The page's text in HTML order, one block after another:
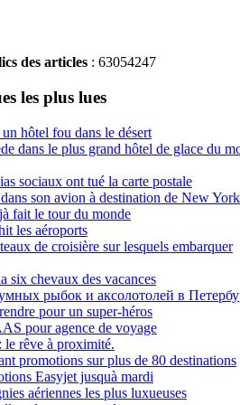
des articles: 63054247
les plus lues
hôtel fou dans le désert
dans le plus grand hôtel de glace du
sociaux ont tué la carte postale
son avion à destination de New York
fait le tour du monde
les aéroports
de croisière sur lesquels embarquer
six chevaux des vacances
рыбок и аксолотолей в
pour un super-héros
pour agence de voyage
le rêve à proximité.
promotions sur plus de 80 destinations
Easyjet jusquà mardi
aériennes les plus luxueuses